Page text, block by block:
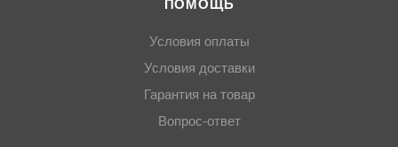
ПОМОЩЬ
Условия оплаты
Условия доставки
Гарантия на товар
Вопрос-ответ